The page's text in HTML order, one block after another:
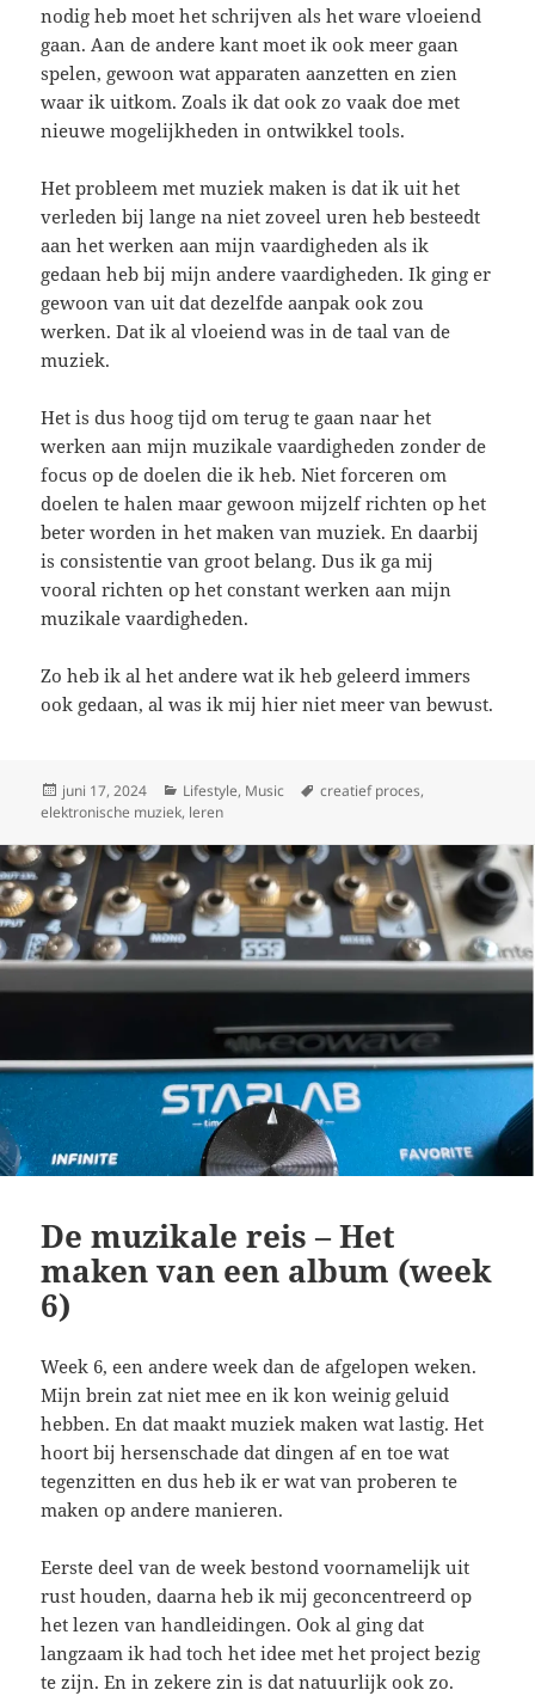
nodig heb moet het schrijven als het ware vloeiend
gaan. Aan de andere kant moet ik ook meer gaan
spelen, gewoon wat apparaten aanzetten en zien
waar ik uitkom. Zoals ik dat ook zo vaak doe met
nieuwe mogelijkheden in ontwikkel tools.
Het probleem met muziek maken is dat ik uit het
verleden bij lange na niet zoveel uren heb besteedt
aan het werken aan mijn vaardigheden als ik
gedaan heb bij mijn andere vaardigheden. Ik ging er
gewoon van uit dat dezelfde aanpak ook zou
werken. Dat ik al vloeiend was in de taal van de
muziek.
Het is dus hoog tijd om terug te gaan naar het
werken aan mijn muzikale vaardigheden zonder de
focus op de doelen die ik heb. Niet forceren om
doelen te halen maar gewoon mijzelf richten op het
beter worden in het maken van muziek. En daarbij
is consistentie van groot belang. Dus ik ga mij
vooral richten op het constant werken aan mijn
muzikale vaardigheden.
Zo heb ik al het andere wat ik heb geleerd immers
ook gedaan, al was ik mij hier niet meer van bewust.
Geplaatst
op
juni 17, 2024 Categorieën
Lifestyle, Music Tags
creatief proces,
elektronische muziek, leren
De muzikale reis – Het
maken van een album (week
6)
Week 6, een andere week dan de afgelopen weken.
Mijn brein zat niet mee en ik kon weinig geluid
hebben. En dat maakt muziek maken wat lastig. Het
hoort bij hersenschade dat dingen af en toe wat
tegenzitten en dus heb ik er wat van proberen te
maken op andere manieren.
Eerste deel van de week bestond voornamelijk uit
rust houden, daarna heb ik mij geconcentreerd op
het lezen van handleidingen. Ook al ging dat
langzaam ik had toch het idee met het project bezig
te zijn. En in zekere zin is dat natuurlijk ook zo.